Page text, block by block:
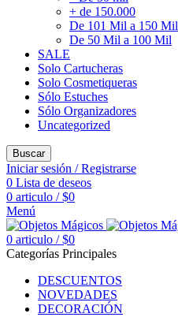
+ de 150.000
De 101 Mil a 150 Mil
De 50 Mil a 100 Mil
SALE
Solo Cartucheras
Solo Cosmetiqueras
Sólo Estuches
Sólo Organizadores
Uncategorized
Buscar
Iniciar sesión / Registrarse
0 Lista de deseos
0 articulo / $0
Menú
0 articulo / $0
Categorías Principales
DESCUENTOS
NOVEDADES
DECORACIÓN